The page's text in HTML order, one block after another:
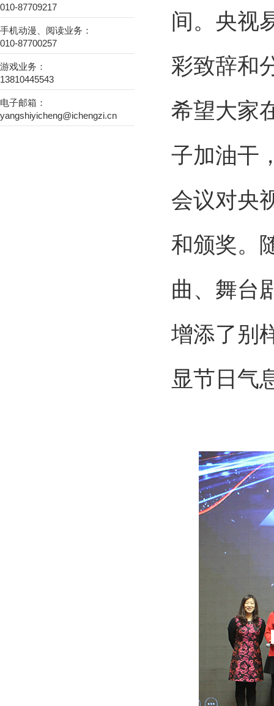
010-87709217
手机动漫、阅读业务：
010-87700257
游戏业务：
13810445543
电子邮箱：
yangshiyicheng@ichengzi.cn
间。央视
彩致辞和
希望大家
子加油干
会议对央
和颁奖。
曲、舞台
增添了别
显节日气